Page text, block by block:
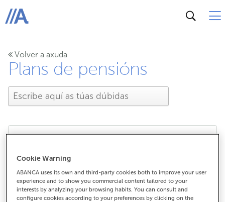
ABANCA
Volver a axuda
Plans de pensións
Quen pode necesitar un
plan de pensións?
Cookie Warning
ABANCA uses its own and third-party cookies both to improve your user
experience and to show you commercial content tailored to your
interests by analyzing your browsing habits. You can consult and
configure cookies according to your preferences by clicking on the